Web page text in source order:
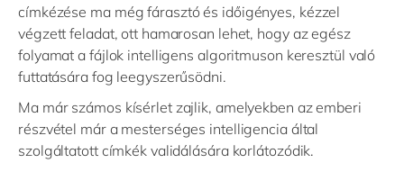
címkézése ma még fárasztó és időigényes, kézzel
végzett feladat, ott hamarosan lehet, hogy az egész
folyamat a fájlok intelligens algoritmuson keresztül való
futtatására fog leegyszerűsödni.
Ma már számos kísérlet zajlik, amelyekben az emberi
részvétel már a mesterséges intelligencia által
szolgáltatott címkék validálására korlátozódik.